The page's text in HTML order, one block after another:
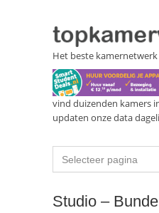
Het beste
vind duizenden kamers
updaten onze data
Studio –